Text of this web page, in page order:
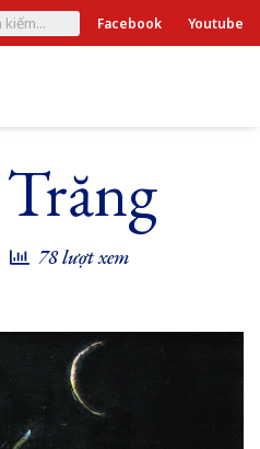
Facebook Youtube
78 lượt xem